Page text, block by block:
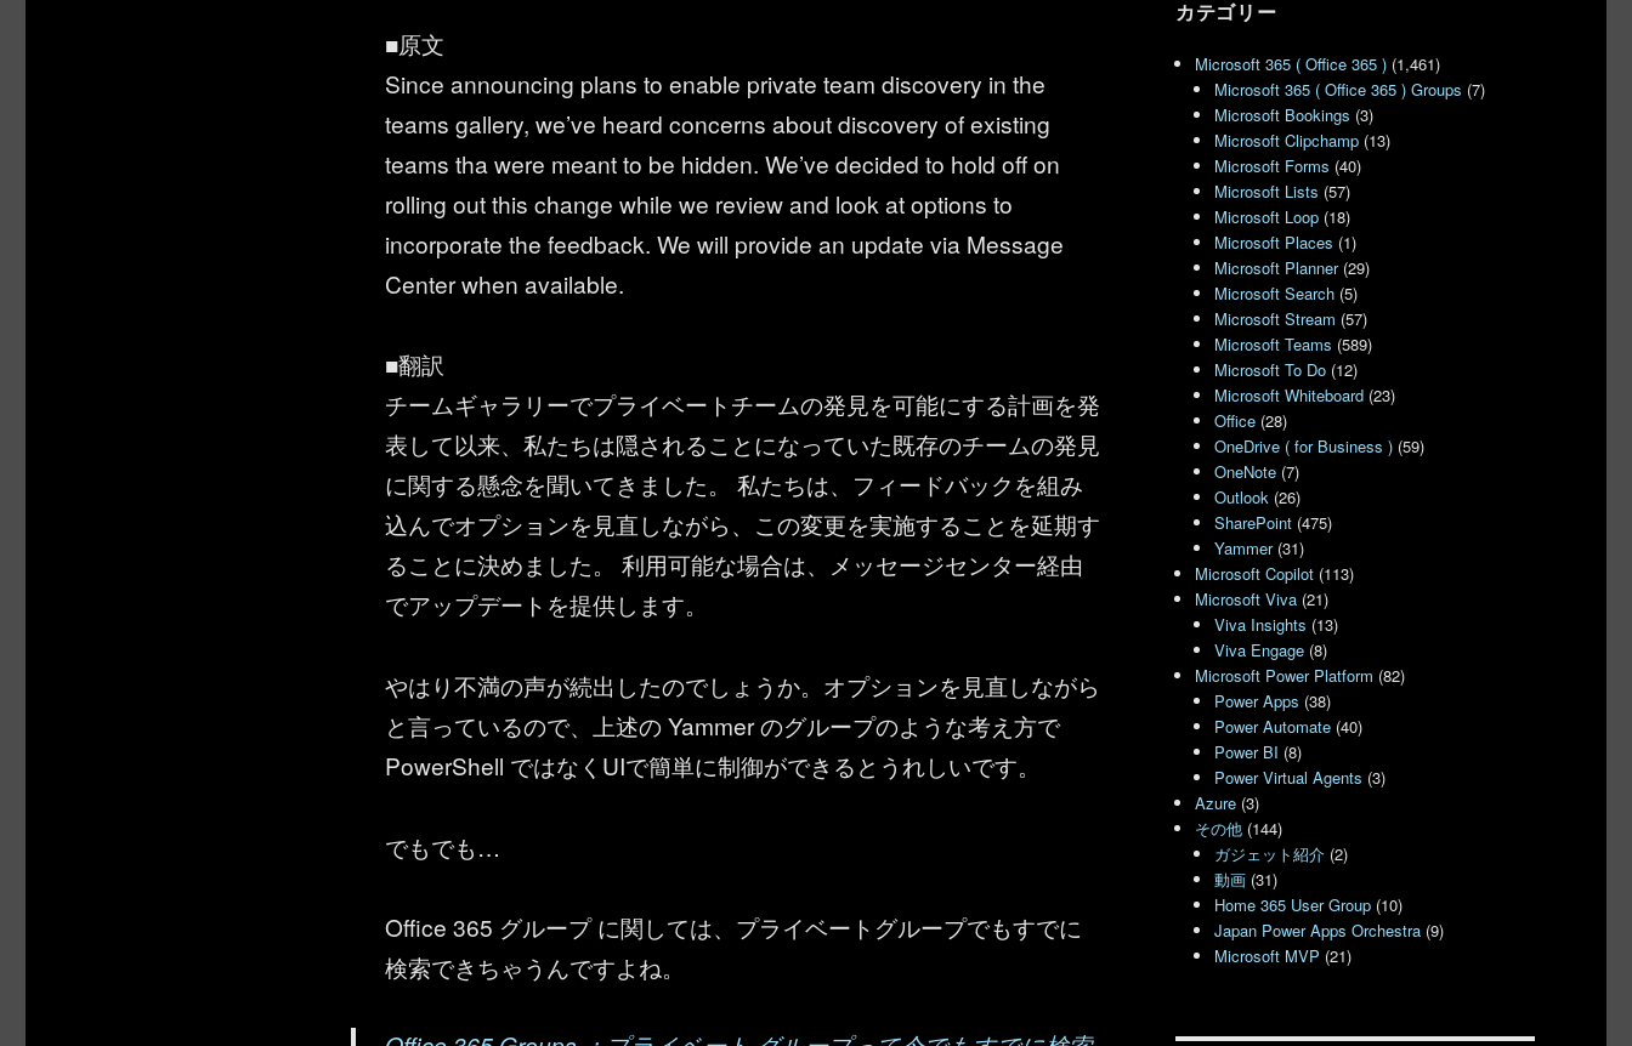
■原文
Since announcing plans to enable private team discovery in the
teams gallery, we’ve heard concerns about discovery of existing
teams tha were meant to be hidden. We’ve decided to hold off on
rolling out this change while we review and look at options to
incorporate the feedback. We will provide an update via Message
Center when available.
■翻訳
チームギャラリーでプライベートチームの発見を可能にする計画を発
表して以来、私たちは隠されることになっていた既存のチームの発見
に関する懸念を聞いてきました。 私たちは、フィードバックを組み
込んでオプションを見直しながら、この変更を実施することを延期す
ることに決めました。 利用可能な場合は、メッセージセンター経由
でアップデートを提供します。
やはり不満の声が続出したのでしょうか。オプションを見直しながら
と言っているので、上述の Yammer のグループのような考え方で
PowerShell ではなくUIで簡単に制御ができるとうれしいです。
でもでも…
Office 365 グループ に関しては、プライベートグループでもすでに
検索できちゃうんですよね。
カテゴリー
Microsoft 365 ( Office 365 ) (1,461)
Microsoft 365 ( Office 365 ) Groups (7)
Microsoft Bookings (3)
Microsoft Clipchamp (13)
Microsoft Forms (40)
Microsoft Lists (57)
Microsoft Loop (18)
Microsoft Places (1)
Microsoft Planner(29)
Microsoft Search (5)
Microsoft Stream (57)
Microsoft Teams (589)
Microsoft To Do (12)
Microsoft Whiteboard (23)
Office (28)
OneDrive ( for Business ) (59)
OneNote (7)
Outlook (26)
SharePoint (475)
Yammer(31)
Microsoft Copilot (113)
Microsoft Viva (21)
Viva Insights (13)
Viva Engage (8)
Microsoft Power Platform (82)
Power Apps (38)
Power Automate (40)
Power BI (8)
Power Virtual Agents (3)
Azure (3)
その他 (144)
ガジェット紹介 (2)
動画 (31)
Home 365 User Group (10)
Japan Power Apps Orchestra (9)
Microsoft MVP (21)